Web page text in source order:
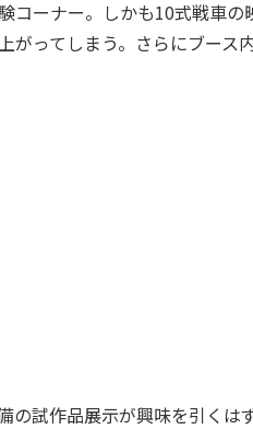
コーナー。しかも10式戦車の
がってしまう。さらにブース
の試作品展示が興味を引くは